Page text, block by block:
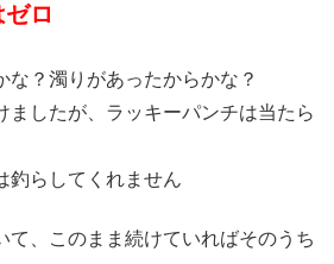
ロ
な？濁りがあったからかな？
ましたが、ラッキーパンチは当たら
釣らしてくれません
て、このまま続けていればそのうち